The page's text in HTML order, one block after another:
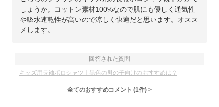
しょうか。コットン素材100%なので肌にも優しく通気性
や吸水速乾性が高いので涼しく快適だと思います。オスス
メします。
回答された質問
キッズ用長袖ポロシャツ｜黒色の男の子向けのおすすめは？
全てのおすすめコメント (1件) >